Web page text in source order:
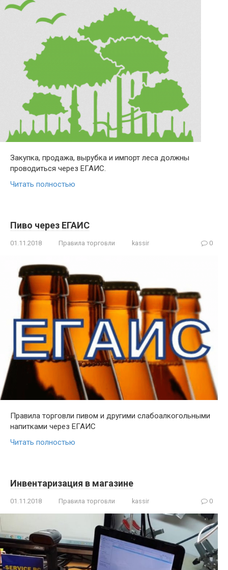
Закупка, продажа, вырубка и импорт леса должны
проводиться через ЕГАИС.
Читать полностью
Пиво через ЕГАИС
01.11.2018 Правила торговли kassir 0
Правила торговли пивом и другими слабоалкогольными
напитками через ЕГАИС
Читать полностью
Инвентаризация в магазине
01.11.2018 Правила торговли kassir 0